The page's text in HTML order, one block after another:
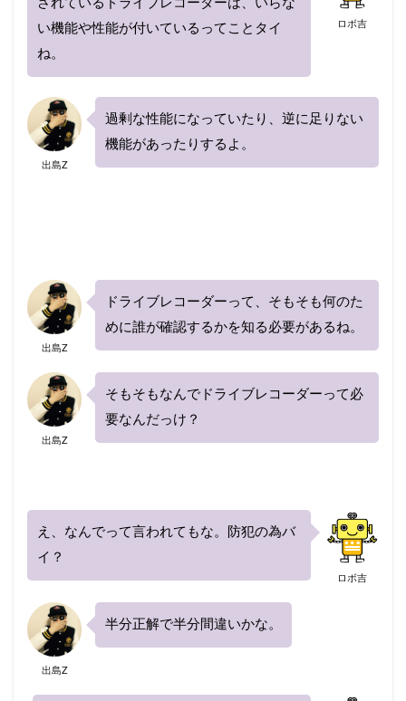
ロボ吉
されているドライブレコーダーは、いらな
い機能や性能が付いているってことタイ
ね。
出島Z
過剰な性能になっていたり、逆に足りない
機能があったりするよ。
出島Z
ドライブレコーダーって、そもそも何のた
めに誰が確認するかを知る必要があるね。
出島Z
そもそもなんでドライブレコーダーって必
要なんだっけ？
ロボ吉
え、なんでって言われてもな。防犯の為バ
イ？
出島Z
半分正解で半分間違いかな。